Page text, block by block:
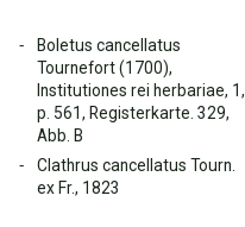
Boletus cancellatus
Tournefort (1700),
Institutiones rei herbariae, 1,
p. 561, Registerkarte. 329,
Abb. B
Clathrus cancellatus Tourn.
ex Fr., 1823